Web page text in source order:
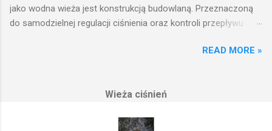
jako wodna wieża jest konstrukcją budowlaną. Przeznaczoną
do samodzielnej regulacji ciśnienia oraz kontroli przepływu
na którym została wzniesiona. Wieża ciśnień jest obiektem
fundamenty modułu infrastruktury wodnej, zaplanowanej dla
Podstawową funkcją wież ciśnień jest zwiększanie ciśnienia
READ MORE »
Wieża ciśnień